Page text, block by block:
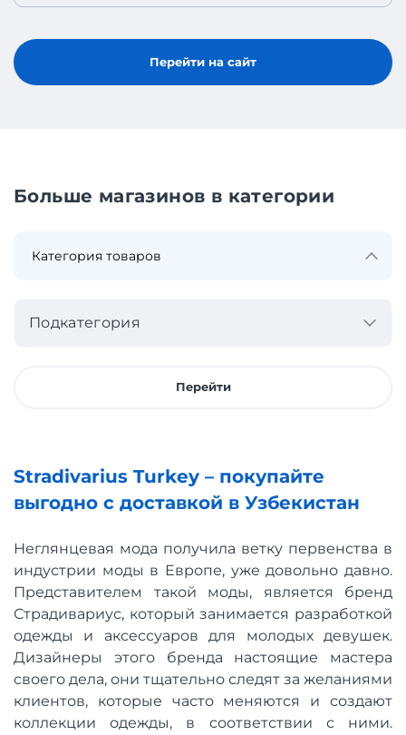
Перейти на сайт
Больше магазинов в категории
Подкатегория
Перейти
Stradivarius Turkey – покупайте
выгодно с доставкой в Узбекистан
Неглянцевая мода получила ветку первенства в
индустрии моды в Европе, уже довольно давно.
Представителем такой моды, является бренд
Страдивариус, который занимается разработкой
одежды и аксессуаров для молодых девушек.
Дизайнеры этого бренда настоящие мастера
своего дела, они тщательно следят за желаниями
клиентов, которые часто меняются и создают
коллекции одежды, в соответствии с ними.